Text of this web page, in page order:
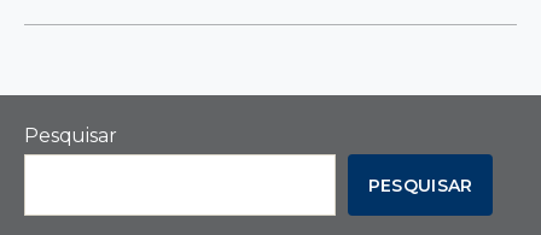
Pesquisar
PESQUISAR